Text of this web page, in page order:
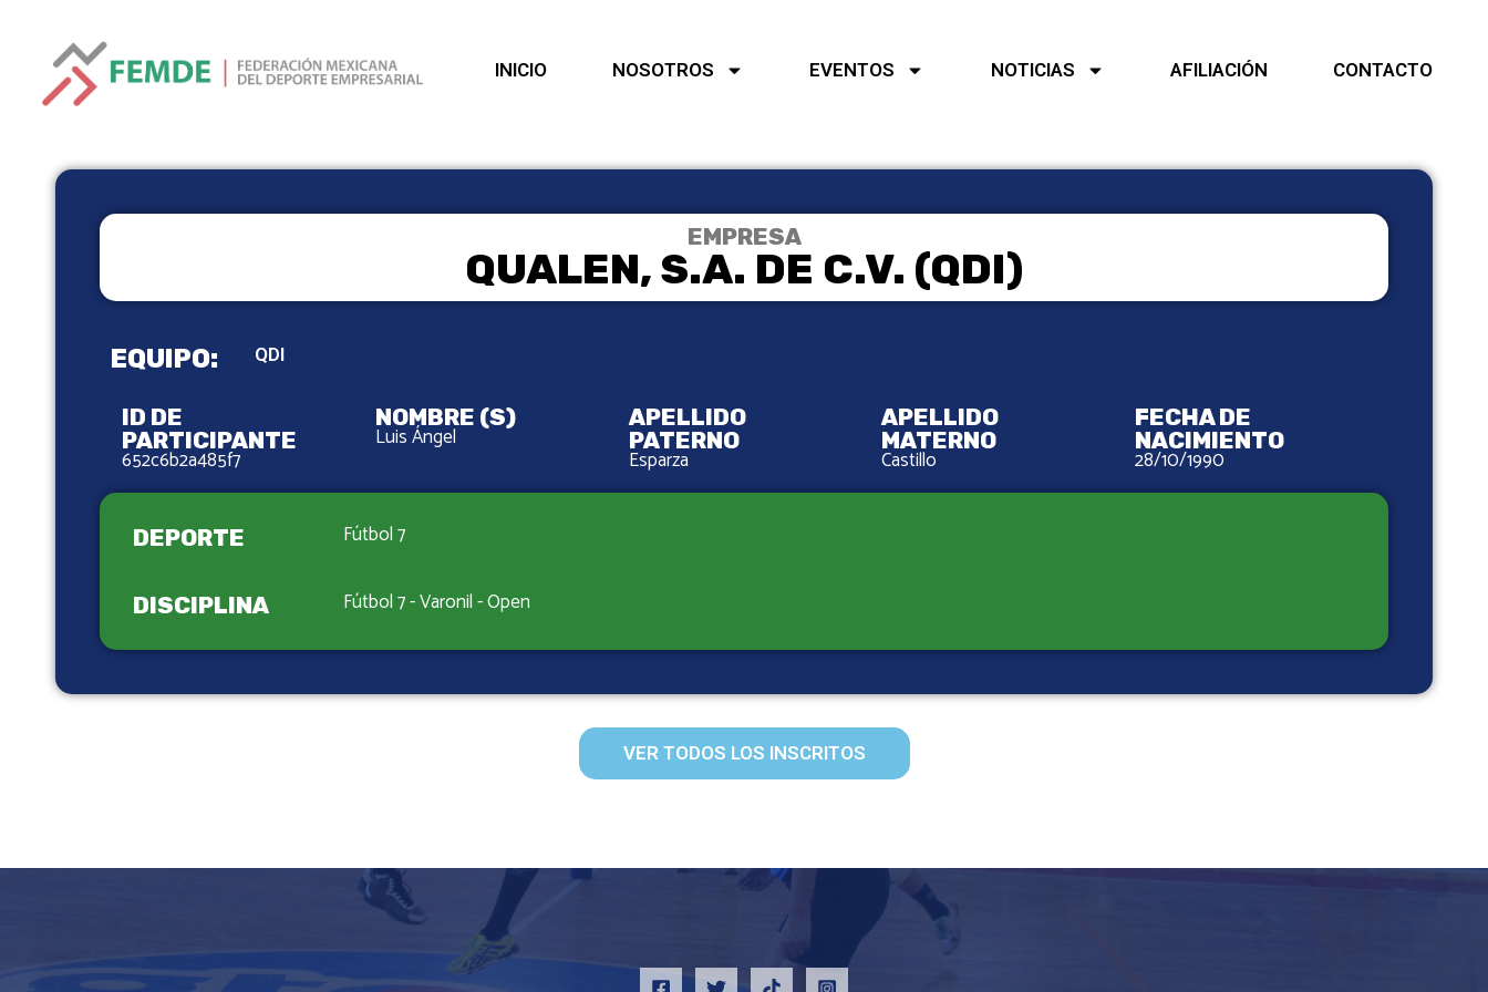
INICIO NOSOTROS EVENTOS NOTICIAS AFILIACIÓN CONTACTO
EMPRESA
QUALEN, S.A. DE C.V. (QDI)
EQUIPO: QDI
ID DE
PARTICIPANTE
652c6b2a485f7
NOMBRE (S)
Luis Ángel
APELLIDO
PATERNO
Esparza
APELLIDO
MATERNO
Castillo
FECHA DE
NACIMIENTO
28/10/1990
DEPORTE Fútbol 7
DISCIPLINA Fútbol 7 - Varonil - Open
VER TODOS LOS INSCRITOS